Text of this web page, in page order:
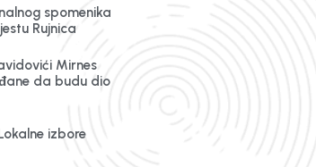
spomenika
Rujnica
Mirnes
da budu dio
izbore